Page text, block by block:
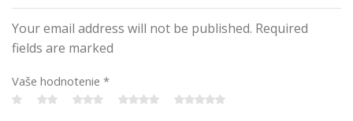
Your email address will not be published. Required
fields are marked
Vaše hodnotenie *